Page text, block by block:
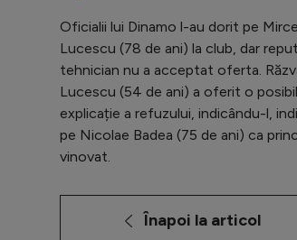
Oficialii lui Dinamo l-au dorit pe
Lucescu (78 de ani) la club, dar
tehnician nu a acceptat oferta.
Lucescu (54 de ani) a oferit o
explicație a refuzului, indicându-l,
pe Nicolae Badea (75 de ani) ca
vinovat.
Înapoi la articol